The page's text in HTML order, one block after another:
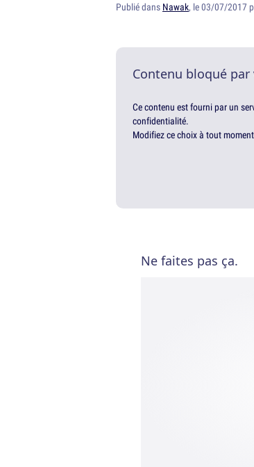
Publié dans Nawak, le 03/07/2017
Contenu bloqué
Ce contenu est fourni par un
confidentialité.
Modifiez ce choix à tout
Ne faites pas ça.